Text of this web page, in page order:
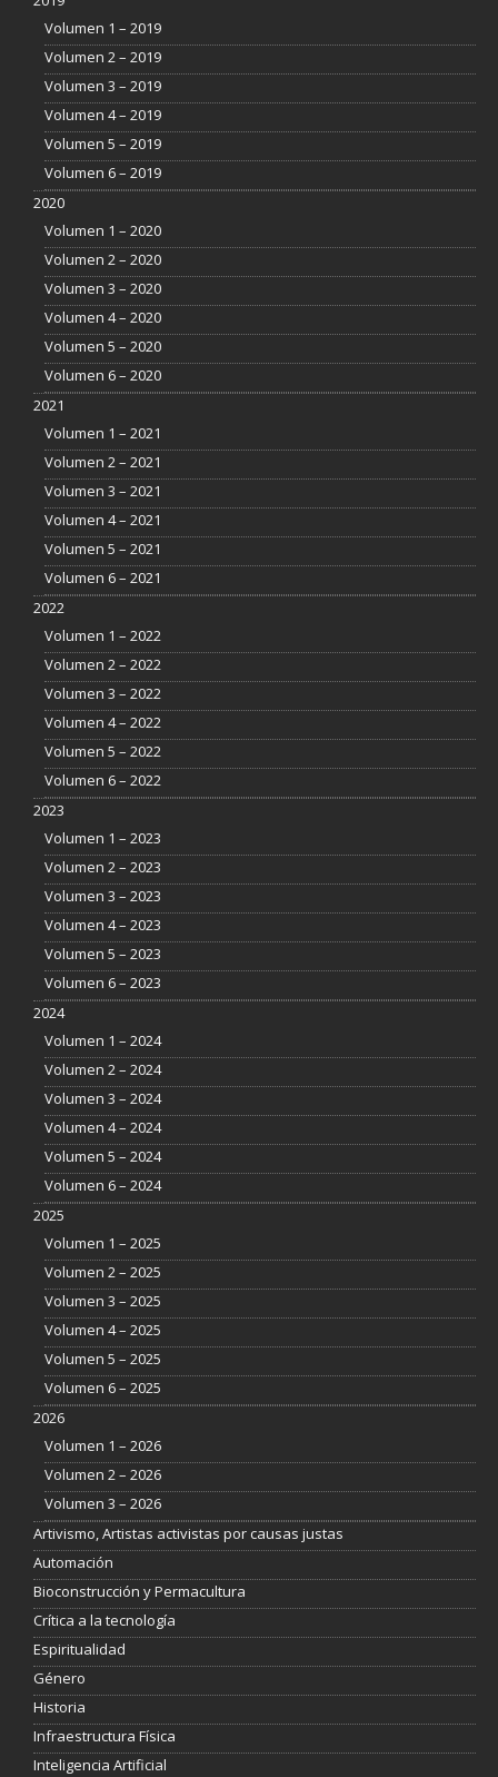
Volumen 1 – 2019
Volumen 2 – 2019
Volumen 3 – 2019
Volumen 4 – 2019
Volumen 5 – 2019
Volumen 6 – 2019
2020
Volumen 1 – 2020
Volumen 2 – 2020
Volumen 3 – 2020
Volumen 4 – 2020
Volumen 5 – 2020
Volumen 6 – 2020
2021
Volumen 1 – 2021
Volumen 2 – 2021
Volumen 3 – 2021
Volumen 4 – 2021
Volumen 5 – 2021
Volumen 6 – 2021
2022
Volumen 1 – 2022
Volumen 2 – 2022
Volumen 3 – 2022
Volumen 4 – 2022
Volumen 5 – 2022
Volumen 6 – 2022
2023
Volumen 1 – 2023
Volumen 2 – 2023
Volumen 3 – 2023
Volumen 4 – 2023
Volumen 5 – 2023
Volumen 6 – 2023
2024
Volumen 1 – 2024
Volumen 2 – 2024
Volumen 3 – 2024
Volumen 4 – 2024
Volumen 5 – 2024
Volumen 6 – 2024
2025
Volumen 1 – 2025
Volumen 2 – 2025
Volumen 3 – 2025
Volumen 4 – 2025
Volumen 5 – 2025
Volumen 6 – 2025
2026
Volumen 1 – 2026
Volumen 2 – 2026
Volumen 3 – 2026
Artivismo, Artistas activistas por causas justas
Automación
Bioconstrucción y Permacultura
Crítica a la tecnología
Espiritualidad
Género
Historia
Infraestructura Física
Inteligencia Artificial